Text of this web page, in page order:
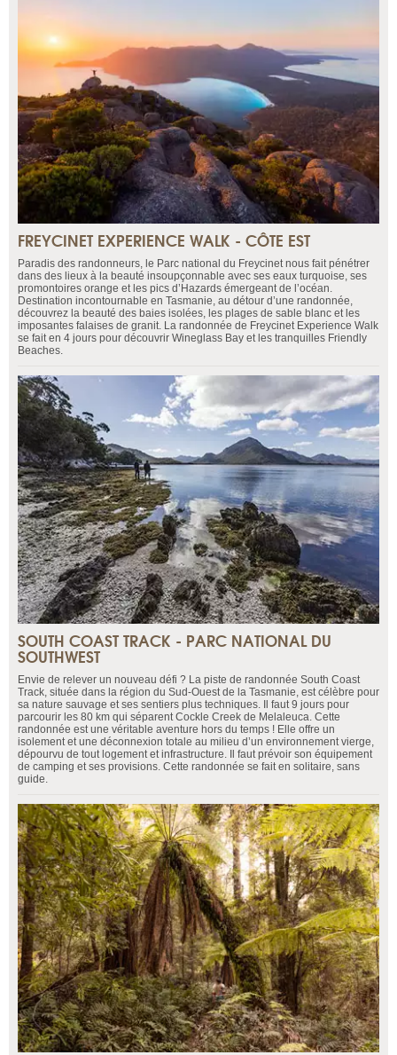
FREYCINET EXPERIENCE WALK - CÔTE EST
Paradis des randonneurs, le Parc national du Freycinet nous fait pénétrer
dans des lieux à la beauté insoupçonnable avec ses eaux turquoise, ses
promontoires orange et les pics d’Hazards émergeant de l’océan.
Destination incontournable en Tasmanie, au détour d’une randonnée,
découvrez la beauté des baies isolées, les plages de sable blanc et les
imposantes falaises de granit. La randonnée de Freycinet Experience Walk
se fait en 4 jours pour découvrir Wineglass Bay et les tranquilles Friendly
Beaches.
SOUTH COAST TRACK - PARC NATIONAL DU
SOUTHWEST
Envie de relever un nouveau défi ? La piste de randonnée South Coast
Track, située dans la région du Sud-Ouest de la Tasmanie, est célèbre pour
sa nature sauvage et ses sentiers plus techniques. Il faut 9 jours pour
parcourir les 80 km qui séparent Cockle Creek de Melaleuca. Cette
randonnée est une véritable aventure hors du temps ! Elle offre un
isolement et une déconnexion totale au milieu d’un environnement vierge,
dépourvu de tout logement et infrastructure. Il faut prévoir son équipement
de camping et ses provisions. Cette randonnée se fait en solitaire, sans
guide.